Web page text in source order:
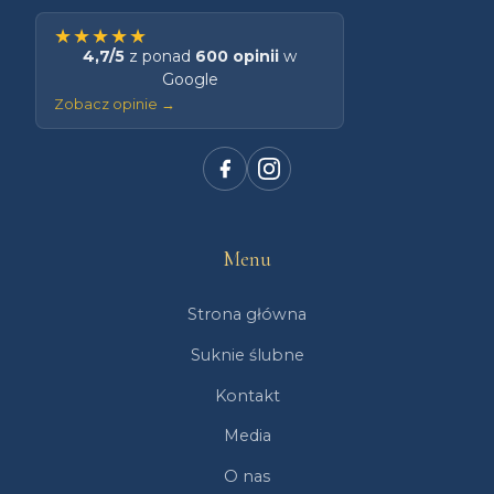
★★★★★
4,7/5 z ponad 600 opinii w
Google
Zobacz opinie →
Menu
Strona główna
Suknie ślubne
Kontakt
Media
O nas